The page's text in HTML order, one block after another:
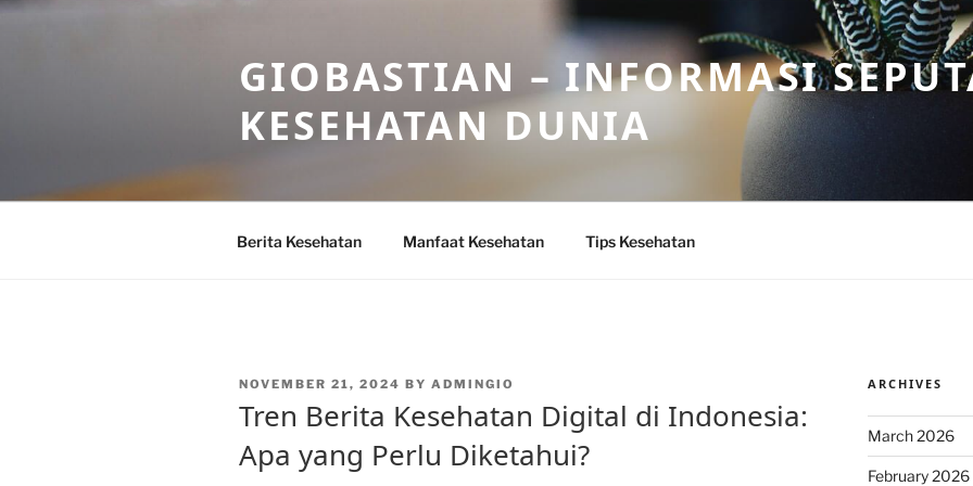
Skip
GIOBASTIAN – INFORMASI
KESEHATAN DUNIA
Berita Kesehatan Manfaat Kesehatan Tips Kesehatan
POSTED
NOVEMBER 21, 2024 BY ADMINGIO
Tren Berita Kesehatan Digital di Indonesia:
Apa yang Perlu Diketahui?
ARCHIVES
March 2026
February 2026